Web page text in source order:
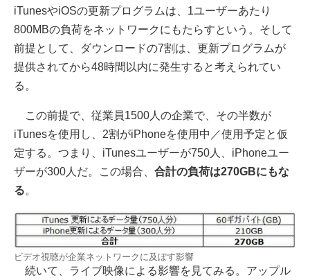
iTunesやiOSの更新プログラムは、1ユーザーあたり
800MBの負荷をネットワークにもたらすという。そして
前提として、ダウンロードの7割は、更新プログラムが
提供されてから48時間以内に発生すると考えられてい
る。
この前提で、従業員1500人の企業で、その半数が
iTunesを使用し、2割がiPhoneを使用中／使用予定と仮
定する。つまり、iTunesユーザーが750人、iPhoneユー
ザーが300人だ。この場合、 合計の負荷は270GBにもな
る。
ビデオ視聴が企業ネットワークに及ぼす影響
続いて、ライブ映像による影響を見てみる。アップル